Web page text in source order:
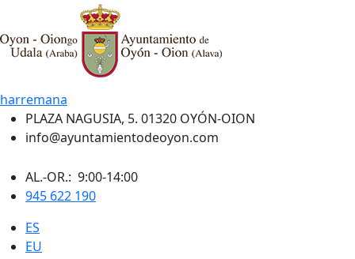
harremana
PLAZA NAGUSIA, 5. 01320 OYÓN-OION
info@ayuntamientodeoyon.com
AL.-OR.: 9:00-14:00
945 622 190
ES
EU